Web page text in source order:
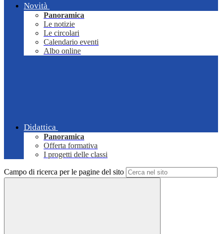
Novità
Panoramica
Le notizie
Le circolari
Calendario eventi
Albo online
Didattica
Panoramica
Offerta formativa
I progetti delle classi
Campo di ricerca per le pagine del sito